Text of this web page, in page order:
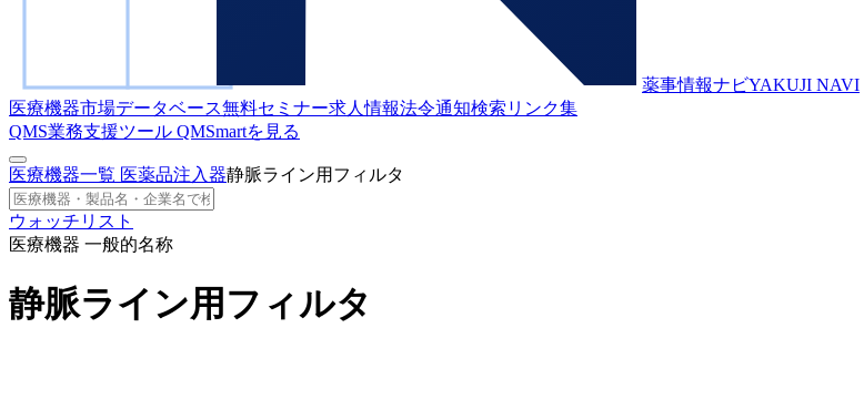
薬事情報ナビYAKUJI NAVI
医療機器市場データベース無料セミナー求人情報法令通知検索 リンク集
QMS業務支援ツール QMSmartを見る
医療機器一覧 医薬品注入器静脈ライン用フィルタ
ウォッチリスト
医療機器 一般的名称
静脈ライン用フィルタ